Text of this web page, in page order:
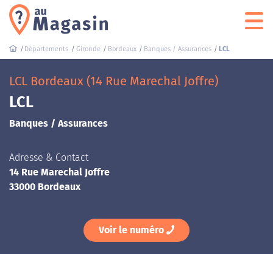
Départements Gironde Bordeaux Banques / Assurances LCL
LCL Bordeaux (14 Rue Marechal Joffre)
LCL
Banques / Assurances
Adresse & Contact
14 Rue Marechal Joffre
33000 Bordeaux
Voir le numéro